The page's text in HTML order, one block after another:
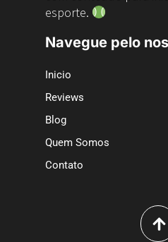
esporte.
Navegue pelo
Inicio
Reviews
Blog
Quem Somos
Contato